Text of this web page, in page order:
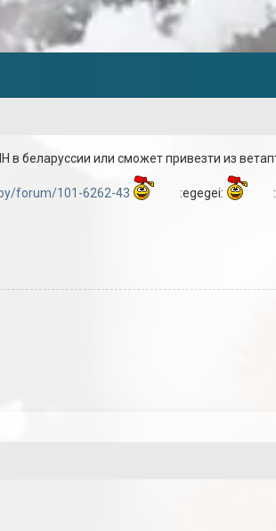
беларуссии или сможет привезти из
forum/101-6262-43 :egegei: